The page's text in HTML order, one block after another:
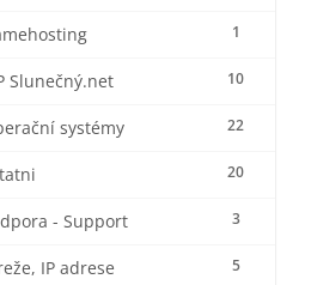
1
10
Slunečný.net
22
systémy
20
3
- Support
5
IP adrese